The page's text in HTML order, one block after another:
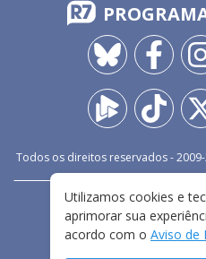
Todos os direitos reservados - 2009-
FALE
TERMOS E
Utilizamos cookies e
aprimorar sua
acordo com o Aviso de